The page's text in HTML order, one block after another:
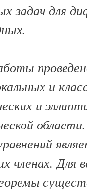
задач для
и
и
членах. Для